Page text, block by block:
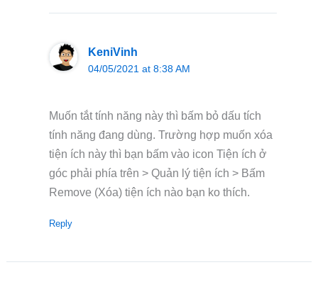
KeniVinh
04/05/2021 at 8:38 AM
Muốn tắt tính năng này thì bấm bỏ dấu tích
tính năng đang dùng. Trường hợp muốn xóa
tiện ích này thì bạn bấm vào icon Tiện ích ở
góc phải phía trên > Quản lý tiện ích > Bấm
Remove (Xóa) tiện ích nào bạn ko thích.
Reply